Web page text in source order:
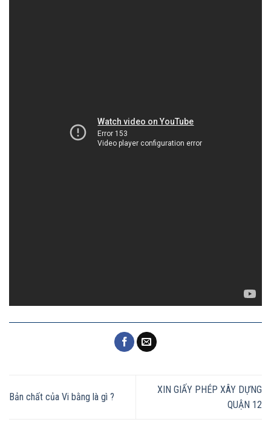
Bản chất của Vi bằng là gì ?
XIN GIẤY PHÉP XÂY DỰNG
QUẬN 12